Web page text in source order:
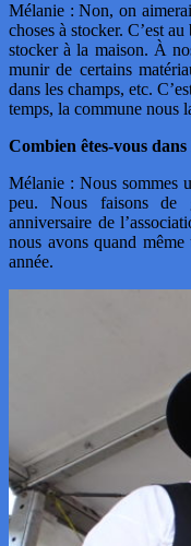
Mélanie : Non, on
choses à stocker. C’est
stocker à la maison. À
munir de certains
dans les champs, etc.
temps, la commune nous
Combien êtes-vous dans
Mélanie : Nous sommes
peu. Nous faisons de
anniversaire de
nous avons quand
année.